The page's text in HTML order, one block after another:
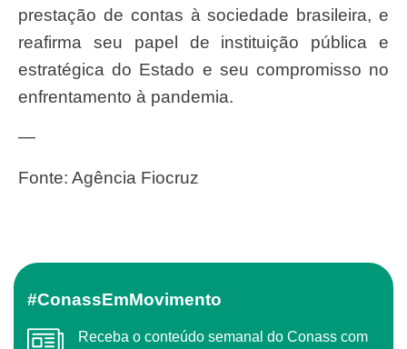
prestação de contas à sociedade brasileira, e
reafirma seu papel de instituição pública e
estratégica do Estado e seu compromisso no
enfrentamento à pandemia.
—
Fonte: Agência Fiocruz
#ConassEmMovimento
Receba o conteúdo semanal do Conass com